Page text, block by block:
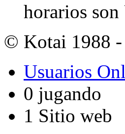
horarios
© Kotai 1988 -
Usuarios
0 jugando
1 Sitio web